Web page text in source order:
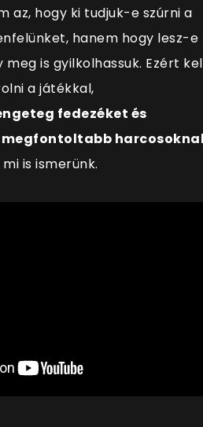
az, hogy ki tudjuk-e szúrni a
hanem hogy lesz-e
is gyilkolhassuk. Ezért
a játékkal,
fedezéket és
is ismerünk.